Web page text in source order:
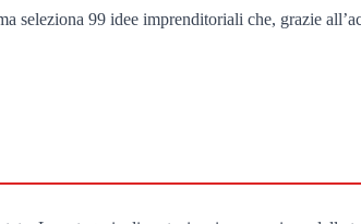
99 idee imprenditoriali che, grazie